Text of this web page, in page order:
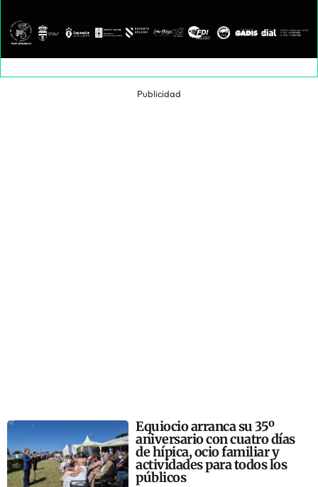
Publicidad
Equiocio arranca su 35º
aniversario con cuatro días
de hípica, ocio familiar y
actividades para todos los
públicos